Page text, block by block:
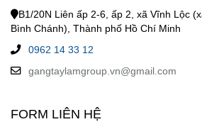
B1/20N Liên ấp 2-6, ấp 2, xã Vĩnh Lộc
Bình Chánh), Thành phố Hồ Chí Minh
0962 14 33 12
gangtaylamgroup.vn@gmail.com
FORM LIÊN HỆ